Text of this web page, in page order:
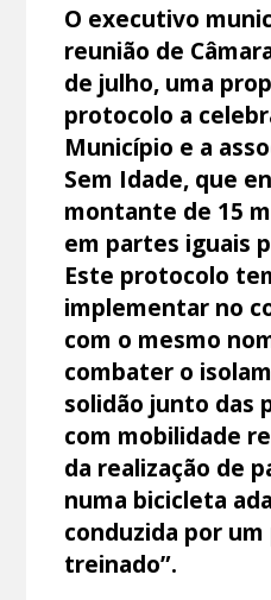
O executivo
reunião de
de julho, uma
protocolo a
Município e a
Sem Idade, que
montante de 15
em partes iguais
Este protocolo
implementar no
com o mesmo
combater o
solidão junto das
com mobilidade
da realização de
numa bicicleta
conduzida por
treinado”.